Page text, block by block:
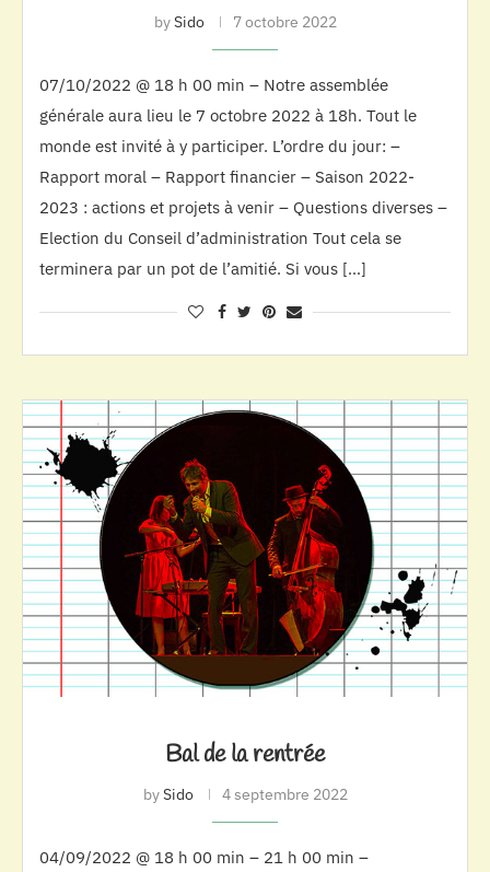
bySido 7 octobre 2022
07/10/2022 @ 18 h 00 min – Notre assemblée
générale aura lieu le 7 octobre 2022 à 18h. Tout le
monde est invité à y participer. L’ordre du jour: –
Rapport moral – Rapport financier – Saison 2022-
2023 : actions et projets à venir – Questions diverses –
Election du Conseil d’administration Tout cela se
terminera par un pot de l’amitié. Si vous […]
Bal de la rentrée
bySido 4 septembre 2022
04/09/2022 @ 18 h 00 min – 21 h 00 min –